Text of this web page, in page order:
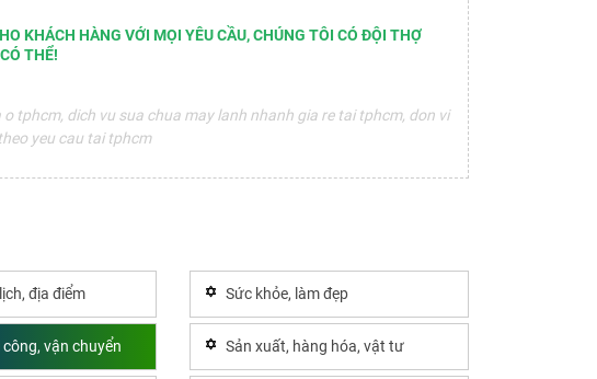
KHÁCH HÀNG VỚI MỌI YÊU CẦU, CHÚNG TÔI CÓ ĐỘI THỢ
THỂ!
tphcm, dich vu sua chua may lanh nhanh gia re tai tphcm, don vi
yeu cau tai tphcm
địa điểm Sức khỏe, làm đẹp
vận chuyển Sản xuất, hàng hóa, vật tư